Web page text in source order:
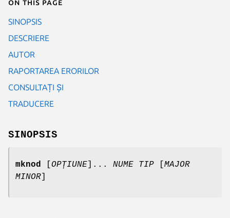
On this page
SINOPSIS
DESCRIERE
AUTOR
RAPORTAREA ERORILOR
CONSULTAȚI ȘI
TRADUCERE
SINOPSIS
mknod OPȚIUNE ]... NUME TIP
MAJOR
MINOR